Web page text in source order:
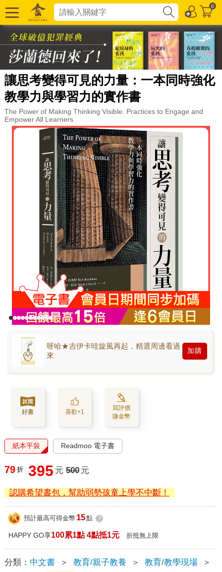
0
讓思考變得可見的力量：一本同時強化
教學力與學習力的實作書
The Power of Making Thinking Visible: Practices to Engage and
Empower All Learners
呀哈★吉伊卡哇旋風再起，精選周邊看過
來
加購
好書 喜歡+1
寫評價
賺金幣
紙本平裝 Readmoo 電子書
79 折 395 元 500 元
認購希望書包，幫助弱勢孩童上學不中斷！
預計最高可得金幣 15點 ?
HAPPY GO享100累1點 4點抵1元 折抵無上限
分類： 中文書 ＞ 教育/親子教養 ＞ 教育/教學現場
＞